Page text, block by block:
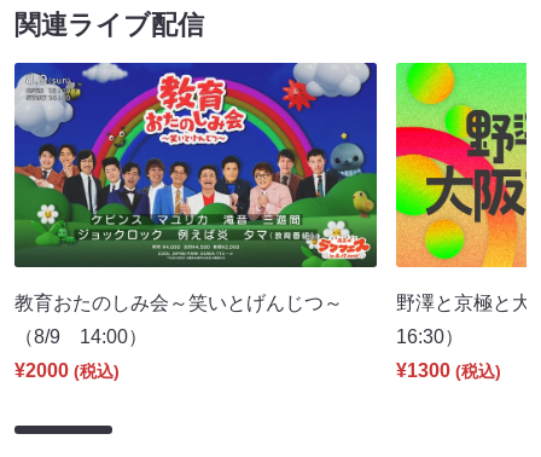
関連ライブ配信
教育おたのしみ会～笑いとげんじつ～
（8/9 14:00）
¥2000 (税込)
野澤と京極と
16:30）
¥1300 (税込)